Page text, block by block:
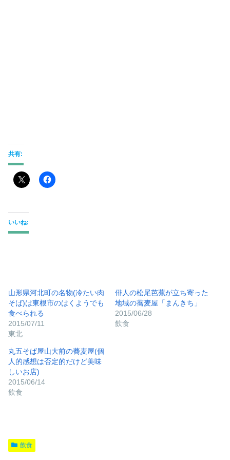
共有:
いいね:
山形県河北町の名物(冷たい肉
そば)は東根市のはくようでも
食べられる
2015/07/11
東北
俳人の松尾芭蕉が立ち寄った
地域の蕎麦屋「まんきち」
2015/06/28
飲食
丸五そば屋山大前の蕎麦屋(個
人的感想は否定的だけど美味
しいお店)
2015/06/14
飲食
飲食